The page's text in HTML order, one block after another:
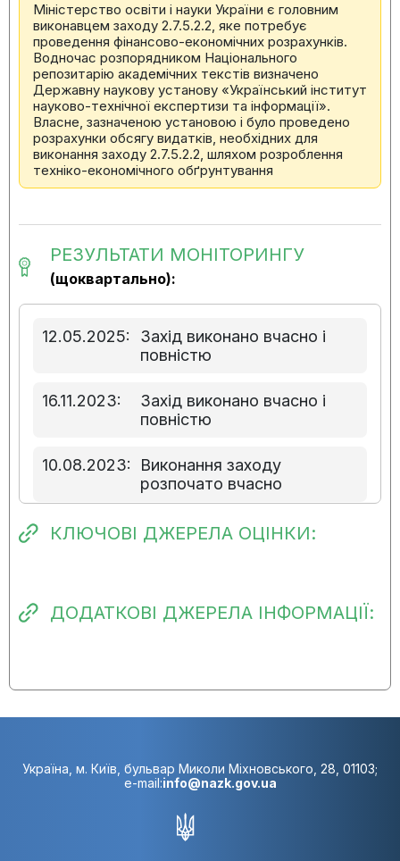
Міністерство освіти і науки України є головним
виконавцем заходу 2.7.5.2.2, яке потребує
проведення фінансово-економічних розрахунків.
Водночас розпорядником Національного
репозитарію академічних текстів визначено
Державну наукову установу «Український інститут
науково-технічної експертизи та інформації».
Власне, зазначеною установою і було проведено
розрахунки обсягу видатків, необхідних для
виконання заходу 2.7.5.2.2, шляхом розроблення
техніко-економічного обґрунтування
РЕЗУЛЬТАТИ МОНІТОРИНГУ
(щоквартально):
12.05.2025:
Захід виконано вчасно і
повністю
16.11.2023:
Захід виконано вчасно і
повністю
10.08.2023:
Виконання заходу
розпочато вчасно
КЛЮЧОВІ ДЖЕРЕЛА ОЦІНКИ:
ДОДАТКОВІ ДЖЕРЕЛА ІНФОРМАЦІЇ:
Україна, м. Київ, бульвар Миколи Міхновського, 28, 01103;
e-mail:info@nazk.gov.ua